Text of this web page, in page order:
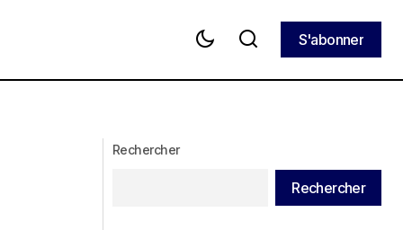
S'abonner
Rechercher
Rechercher